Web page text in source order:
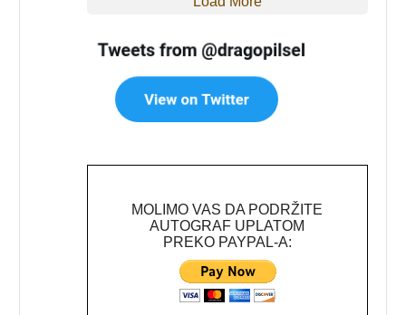
MOLIMO VAS DA PODRŽITE
AUTOGRAF UPLATOM
PREKO PAYPAL-A: